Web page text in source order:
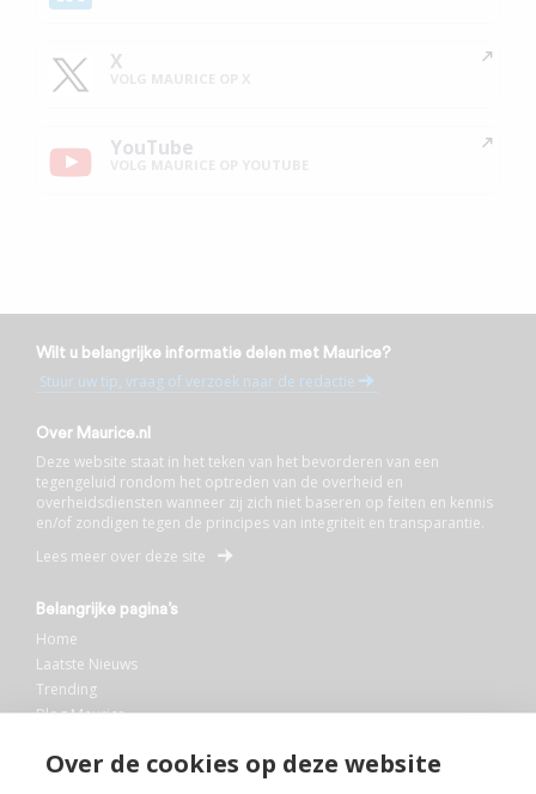
Over de cookies op deze website
X
YouTube
Wilt u belangrijke informatie delen met Maurice?
Stuur uw tip, vraag of verzoek naar de redactie
Over Maurice.nl
Deze website staat in het teken van het bevorderen van een
tegengeluid rondom het optreden van de overheid en
overheidsdiensten wanneer zij zich niet baseren op feiten en kennis
en/of zondigen tegen de principes van integriteit en transparantie.
Lees meer over deze site
Belangrijke pagina’s
Home
Laatste Nieuws
Trending
Blog Maurice
Bibliotheek